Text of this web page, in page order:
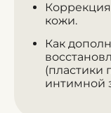
кожи.
Как
(пластики
интимной